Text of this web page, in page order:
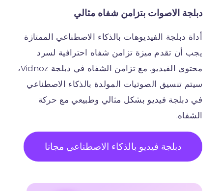
دبلجة الاصوات بتزامن شفاه مثالي
أداة دبلجة الفيديوهات بالذكاء الاصطناعي الممتازة
يجب أن تقدم ميزة تزامن شفاه احترافية لسرد
محتوى الفيديو. مع تزامن الشفاه في دبلجة Vidnoz،
سيتم تنسيق الصوتيات المولدة بالذكاء الاصطناعي
في دبلجة فيديو بشكل مثالي وطبيعي مع حركة
الشفاه.
دبلجة فيديو بالذكاء الاصطناعي مجانا